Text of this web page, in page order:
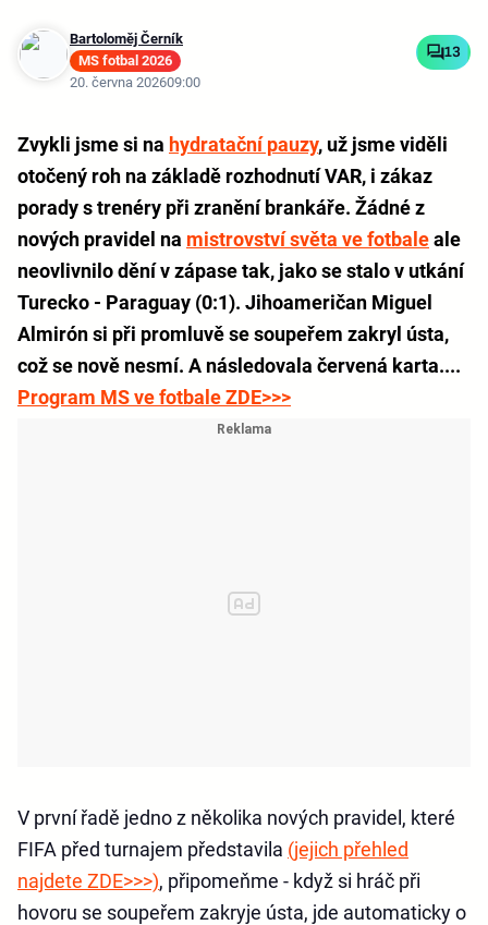
Bartoloměj Černík
MS fotbal 2026
20. června 202609:00
13
Zvykli jsme si na hydratační pauzy, už jsme viděli
otočený roh na základě rozhodnutí VAR, i zákaz
porady s trenéry při zranění brankáře. Žádné z
nových pravidel na mistrovství světa ve fotbaleale
neovlivnilo dění v zápase tak, jako se stalo v utkání
Turecko - Paraguay (0:1). Jihoameričan Miguel
Almirón si při promluvě se soupeřem zakryl ústa,
což se nově nesmí. A následovala červená karta....
Program MS ve fotbale ZDE>>>
V první řadě jedno z několika nových pravidel, které
FIFA před turnajem představila (jejich přehled
najdete ZDE>>>), připomeňme - když si hráč při
hovoru se soupeřem zakryje ústa, jde automaticky o